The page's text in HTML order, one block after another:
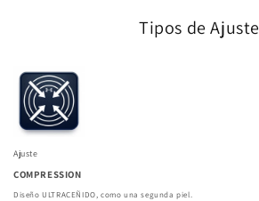
Tipos de Ajuste
Ajuste
COMPRESSION
Diseño ULTRACEÑIDO, como una segunda piel.